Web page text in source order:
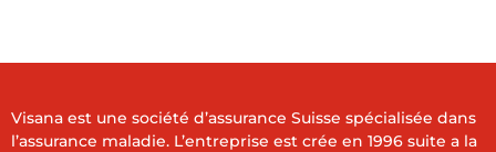
Visana est une société d’assurance Suisse spécialisée dans
l’assurance maladie. L’entreprise est crée en 1996 suite a la